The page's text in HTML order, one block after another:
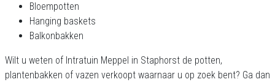
Bloempotten
Hanging baskets
Balkonbakken
Wilt u weten of Intratuin Meppel in Staphorst de potten,
plantenbakken of vazen verkoopt waarnaar u op zoek bent? Ga dan